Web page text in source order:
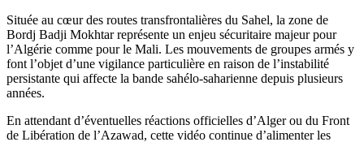
Située au cœur des routes transfrontalières du Sahel, la zone de
Bordj Badji Mokhtar représente un enjeu sécuritaire majeur pour
l’Algérie comme pour le Mali. Les mouvements de groupes armés y
font l’objet d’une vigilance particulière en raison de l’instabilité
persistante qui affecte la bande sahélo-saharienne depuis plusieurs
années.
En attendant d’éventuelles réactions officielles d’Alger ou du Front
de Libération de l’Azawad, cette vidéo continue d’alimenter les